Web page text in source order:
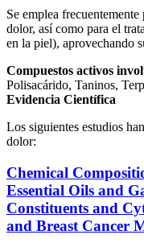
Se emplea
dolor, así como para el
en la piel), aprovechando
Compuestos activos
Polisacárido, Taninos,
Evidencia Científica
Los siguientes estudios
dolor:
Chemical
Essential Oils and
Constituents and
and Breast Cancer